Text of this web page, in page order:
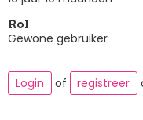
Rol
Gewone gebruiker
Login of registreer